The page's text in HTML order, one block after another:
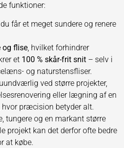
funktioner:
får et meget sundere og renere
og flise, hvilket forhindrer
et 100 % skår-frit snit – selv i
og naturstensfliser.
ved større projekter,
eller lægning af en
hvor præcision betyder alt.
tungere og en markant større
projekt kan det derfor ofte bedre
at købe.